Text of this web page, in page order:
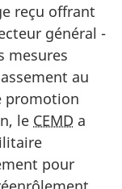
reçu offrant
général -
mesures
au
promotion
le CEMD a
pour